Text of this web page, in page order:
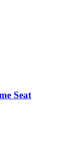
Seat